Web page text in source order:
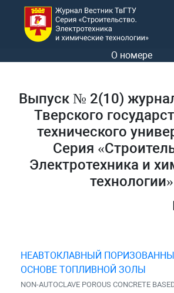
О номере
Выпуск № 2(10)
Тверского
технического
Серия
Электротехника и
технологии»
НЕАВТОКЛАВНЫЙ
ОСНОВЕ ТОПЛИВНОЙ ЗОЛЫ
NON-AUTOCLAVE POROUS CONCRETE